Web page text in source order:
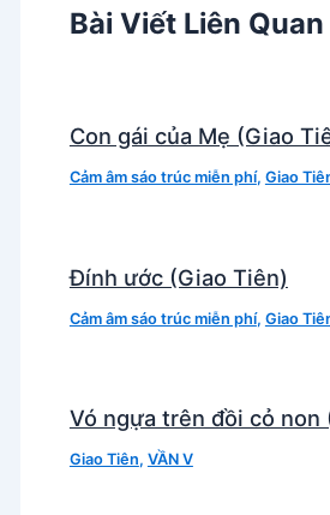
Bài Viết Liên Quan
Con gái của Mẹ (Giao
Cảm âm sáo trúc miễn phí, Giao
Đính ước (Giao Tiên)
Cảm âm sáo trúc miễn phí, Giao
Vó ngựa trên đồi cỏ non
Giao Tiên, VẦN V